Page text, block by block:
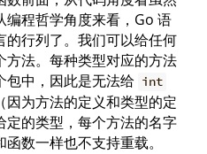
编程哲学角度来看，Go 语
行列了。我们可以给任何
方法。每种类型对应的方法
包中，因此是无法给 int
为方法的定义和类型的定
定的类型，每个方法的名字
数一样也不支持重载。